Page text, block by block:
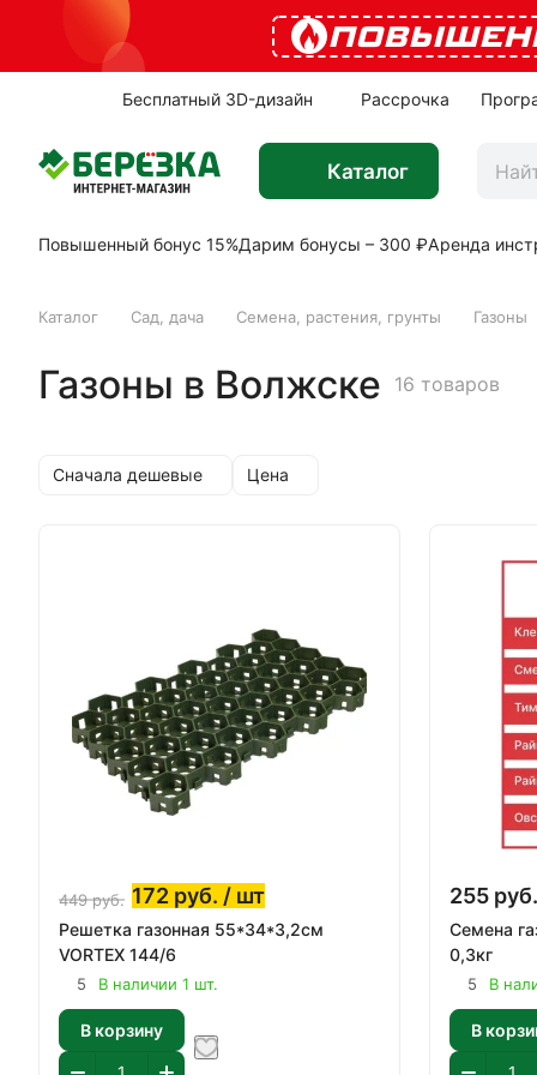
Бесплатный 3D-дизайн Рассрочка
Каталог
Повышенный бонус 15%Дарим бонусы – 300 ₽Аренда
Каталог Сад, дача Семена, растения, грунты Газоны
Газоны в Волжске 16 товаров
Сначала дешевые Цена
449руб. 172 руб. / шт
Решетка газонная 55*34*3,2cм
VORTEX 144/6
5 В наличии 1 шт.
В корзину
255 руб.
Семена
0,3кг
5 В
В